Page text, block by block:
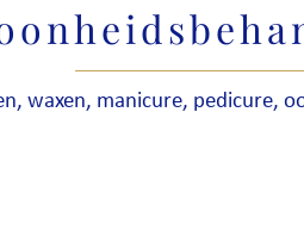
waxen, manicure, pedicure,